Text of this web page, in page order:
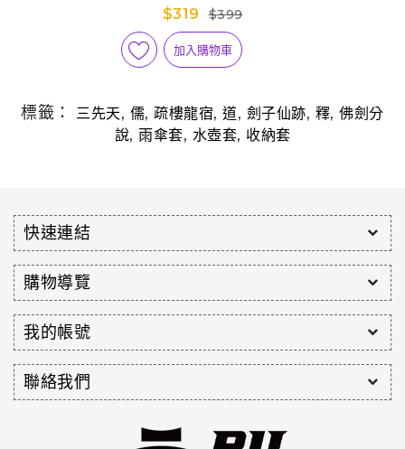
$319
$399
加入購物車
標籤： 三先天, 儒,疏樓龍宿,道, 劍子仙跡, 釋,佛劍分
說, 雨傘套, 水壺套, 收納套
快速連結
購物導覽
我的帳號
聯絡我們